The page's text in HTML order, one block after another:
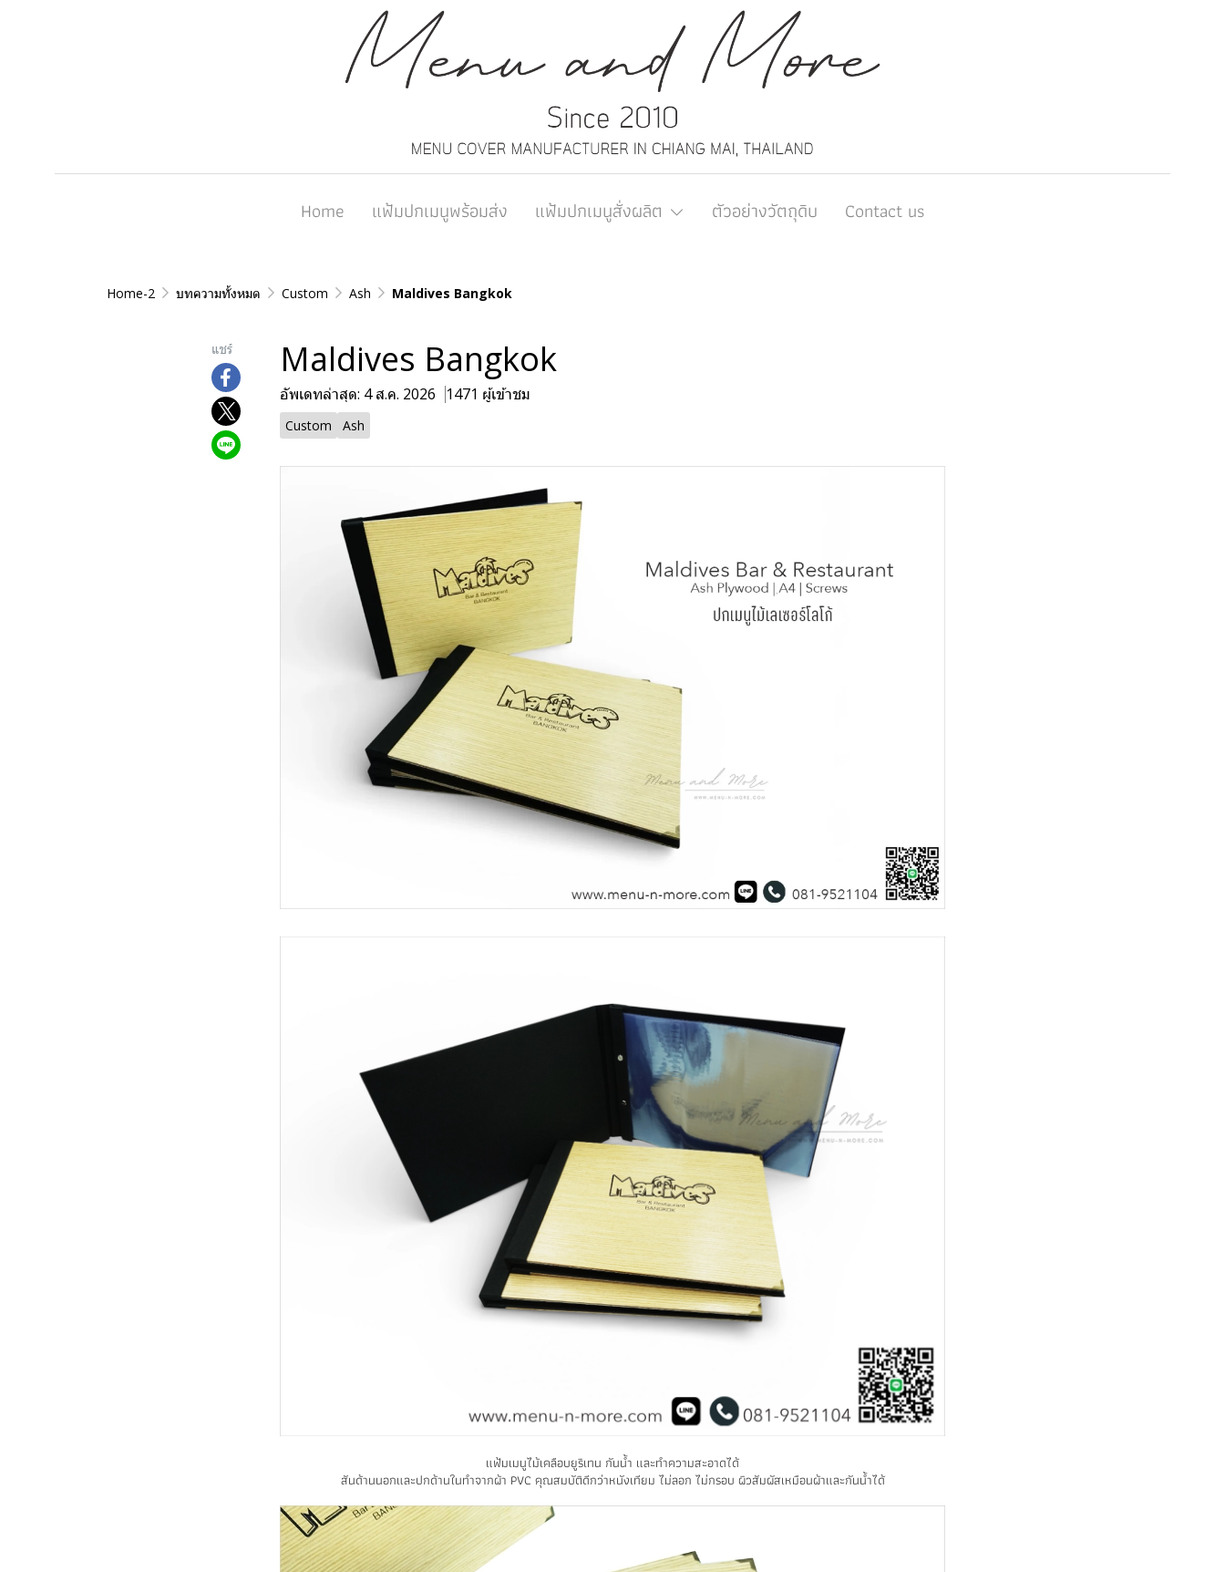
Home แฟ้มปกเมนูพร้อมส่ง แฟ้มปกเมนูสั่งผลิต ตัวอย่างวัตถุดิบ Contact us
Home-2 บทความทั้งหมด Custom Ash Maldives Bangkok
แชร์ Maldives Bangkok
อัพเดทล่าสุด: 4 ส.ค. 2026 1471 ผู้เข้าชม
Custom Ash
แฟ้มเมนูไม้เคลือบยูริเทน กันน้ำ และทำความสะอาดได้
สันด้านนอกและปกด้านในทำจากผ้า PVC คุณสมบัติดีกว่าหนังเทียม ไม่ลอก ไม่กรอบ ผิวสัมผัสเหมือนผ้าและกันน้ำได้